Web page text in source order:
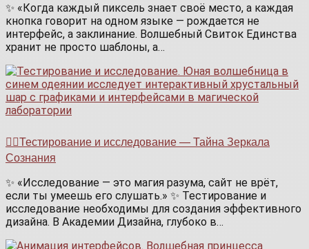
✨ «Когда каждый пиксель знает своё место, а каждая
кнопка говорит на одном языке — рождается не
интерфейс, а заклинание. Волшебный Свиток Единства
хранит не просто шаблоны, а…
🧙‍♂️Тестирование и исследование — Тайна Зеркала
Сознания
✨ «Исследование — это магия разума, сайт не врёт,
если ты умеешь его слушать.» ✨ Тестирование и
исследование необходимы для создания эффективного
дизайна. В Академии Дизайна, глубоко в…